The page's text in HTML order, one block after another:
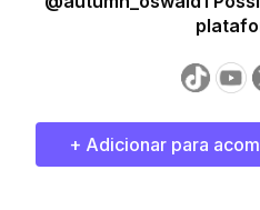
+ Adicionar para